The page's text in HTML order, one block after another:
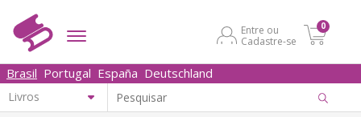
Entre ou
Cadastre-se
0
Brasil Portugal España Deutschland